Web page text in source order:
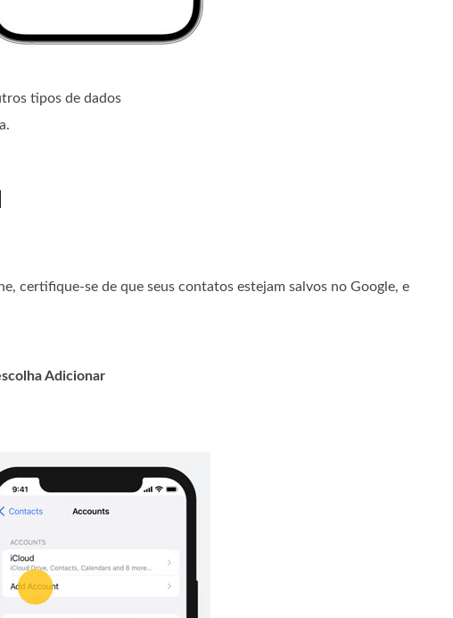
tipos de dados
certifique-se de que seus contatos estejam salvos no Google, e
Adicionar